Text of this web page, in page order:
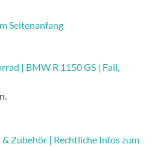
Seitenanfang
| BMW R 1150 GS | Fail,
Zubehör | Rechtliche Infos zum